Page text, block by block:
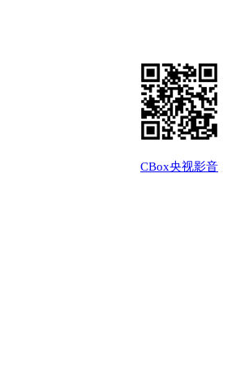
CBox央视影音